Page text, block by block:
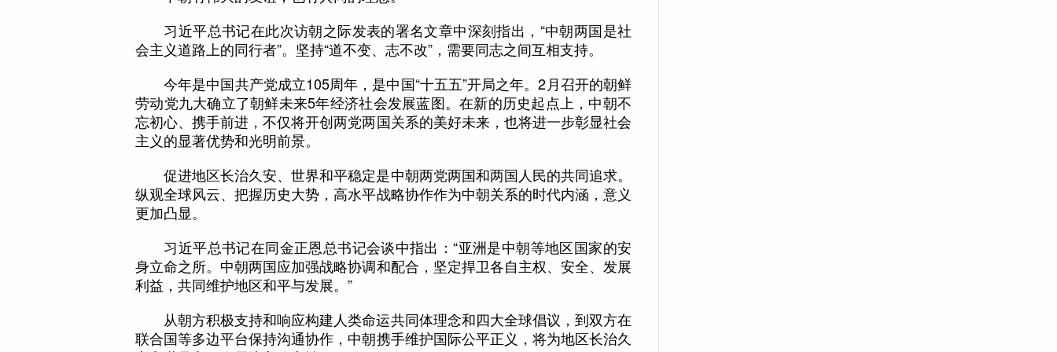
习近平总书记在此次访朝之际发表的署名文章中深刻指出，“中朝两国是社
会主义道路上的同行者”。坚持“道不变、志不改”，需要同志之间互相支持。
今年是中国共产党成立105周年，是中国“十五五”开局之年。2月召开的朝鲜
劳动党九大确立了朝鲜未来5年经济社会发展蓝图。在新的历史起点上，中朝不
忘初心、携手前进，不仅将开创两党两国关系的美好未来，也将进一步彰显社会
主义的显著优势和光明前景。
促进地区长治久安、世界和平稳定是中朝两党两国和两国人民的共同追求。
纵观全球风云、把握历史大势，高水平战略协作作为中朝关系的时代内涵，意义
更加凸显。
习近平总书记在同金正恩总书记会谈中指出：“亚洲是中朝等地区国家的安
身立命之所。中朝两国应加强战略协调和配合，坚定捍卫各自主权、安全、发展
利益，共同维护地区和平与发展。”
从朝方积极支持和响应构建人类命运共同体理念和四大全球倡议，到双方在
联合国等多边平台保持沟通协作，中朝携手维护国际公平正义，将为地区长治久